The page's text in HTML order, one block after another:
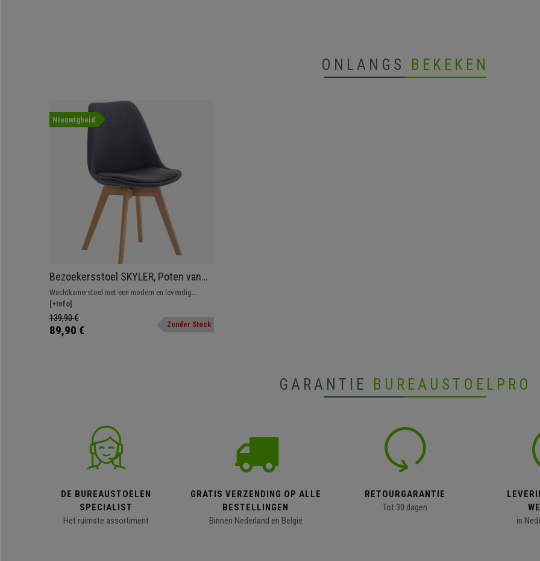
ONLANGS BEKEKEN
Nieuwigheid
Bezoekersstoel SKYLER, Poten van
Beukenhout, Gestoffeerde Zitting,
Donkergrijs
Wachtkamerstoel met een modern en levendig
design, comfortabel gestoffeerd en met houten
poten. Diverse uitvoeringen en kleuren leverbaar.
[+Info]
139,90 €
89,90 € Zonder Stock
GARANTIE BUREAUSTOELPRO
DE BUREAUSTOELEN
SPECIALIST
Het ruimste assortiment
GRATIS VERZENDING OP ALLE
BESTELLINGEN
Binnen Nederland en België
RETOURGARANTIE
Tot 30 dagen
in